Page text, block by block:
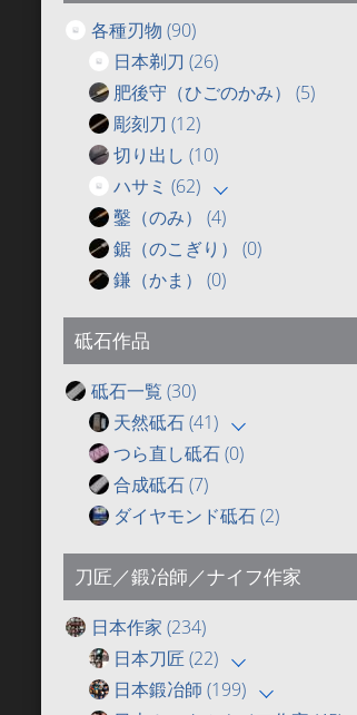
各種刃物 (90)
日本剃刀 (26)
肥後守（ひごのかみ） (5)
彫刻刀 (12)
切り出し (10)
ハサミ (62)
鑿（のみ） (4)
鋸（のこぎり） (0)
鎌（かま） (0)
砥石作品
砥石一覧 (30)
天然砥石(41)
つら直し砥石(0)
合成砥石(7)
ダイヤモンド砥石(2)
刀匠／鍛冶師／ナイフ作家
日本作家 (234)
日本刀匠 (22)
日本鍛冶師 (199)